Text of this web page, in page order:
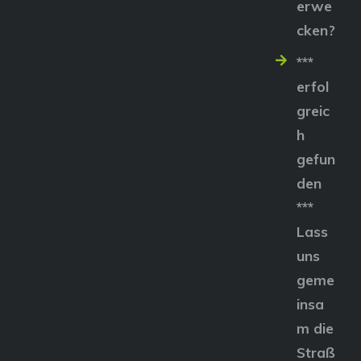
erwe
cken?
***
erfol
greic
h
gefun
den
***
Lass
uns
geme
insa
m die
Straß